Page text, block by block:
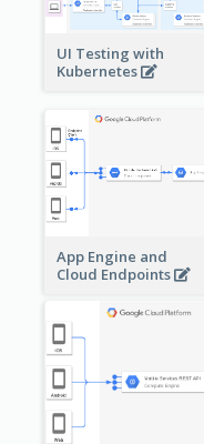
UI Testing with
Kubernetes
App Engine and
Cloud Endpoints